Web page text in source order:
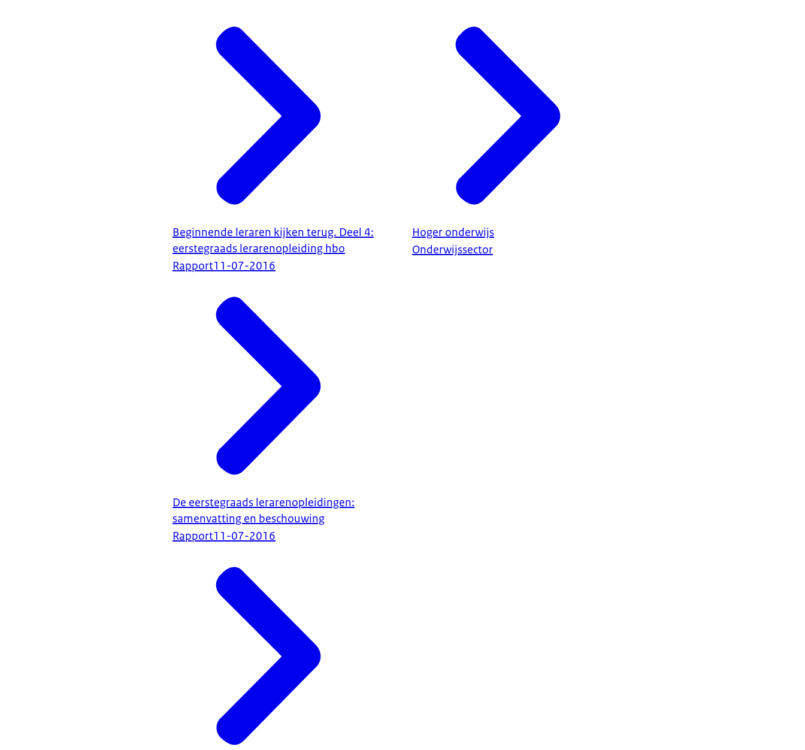
Beginnende leraren kijken terug. Deel 4:
eerstegraads lerarenopleiding hbo
Rapport11-07-2016
De eerstegraads lerarenopleidingen:
samenvatting en beschouwing
Rapport11-07-2016
Hoger onderwijs
Onderwijssector